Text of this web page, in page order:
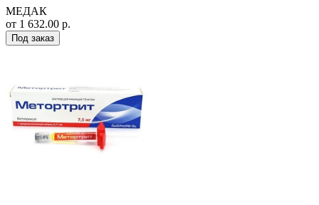
МЕДАК
от 1 632.00 р.
Под заказ